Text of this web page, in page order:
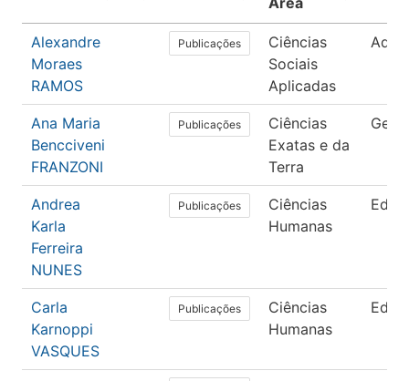
Alexandre
Moraes
RAMOS
Publicações
Ciências
Sociais
Aplicadas
Ana Maria
Bencciveni
FRANZONI
Publicações
Ciências
Exatas e da
Terra
Andrea
Karla
Ferreira
NUNES
Publicações
Ciências
Humanas
Carla
Karnoppi
VASQUES
Publicações
Ciências
Humanas